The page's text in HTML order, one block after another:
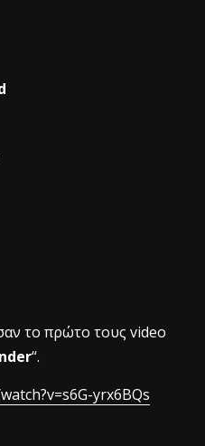
το πρώτο τους video
“.
yrx6BQs